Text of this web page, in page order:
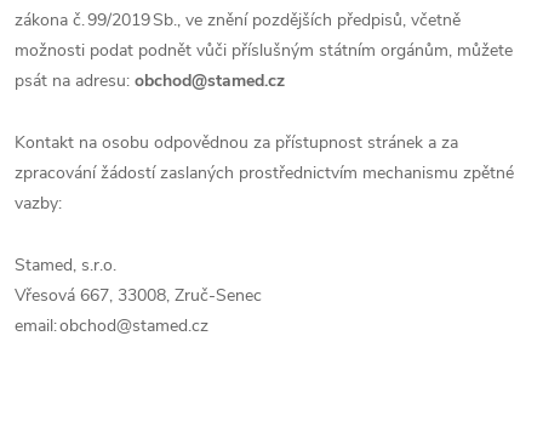
zákona č. 99/2019 Sb., ve znění pozdějších předpisů, včetně
možnosti podat podnět vůči příslušným státním orgánům, můžete
psát na adresu: obchod@stamed.cz
Kontakt na osobu odpovědnou za přístupnost stránek a za
zpracování žádostí zaslaných prostřednictvím mechanismu zpětné
vazby:
Stamed, s.r.o.
Vřesová 667, 33008, Zruč-Senec
email: obchod@stamed.cz